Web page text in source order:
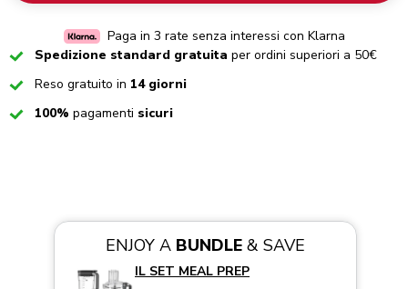
Paga in 3 rate senza interessi con Klarna
CheckedSpedizione standard gratuita per ordini superiori a 50€
CheckedReso gratuito in 14 giorni
Checked
100% pagamenti sicuri
ENJOY A BUNDLE& SAVE
IL SET MEAL PREP